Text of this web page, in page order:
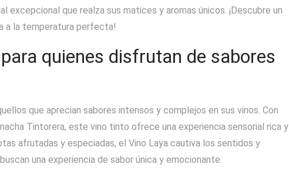
excepcional que realza sus matices y aromas únicos. ¡Descubre un
a la temperatura perfecta!
quienes disfrutan de sabores
que aprecian sabores intensos y complejos en sus vinos. Con
Tintorera, este vino tinto ofrece una experiencia sensorial rica y
afrutadas y especiadas, el Vino Laya cautiva los sentidos y
una experiencia de sabor única y emocionante.